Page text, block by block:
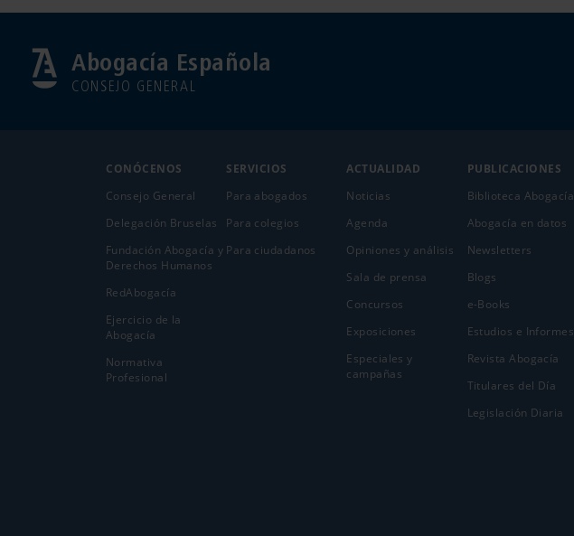
Abogacía Española
CONSEJO GENERAL
CONÓCENOS
Consejo General
Delegación Bruselas
Fundación Abogacía y
Derechos Humanos
RedAbogacía
Ejercicio de la
Abogací­a
Normativa
Profesional
SERVICIOS
Para abogados
Para colegios
Para ciudadanos
ACTUALIDAD
Noticias
Agenda
Opiniones y análisis
Sala de prensa
Concursos
Exposiciones
Especiales y
campañas
PUBLICACIONES
Biblioteca Abogacía
Abogacía en datos
Newsletters
Blogs
e-Books
Estudios e Informes
Revista Abogacía
Titulares del Día
Legislación Diaria